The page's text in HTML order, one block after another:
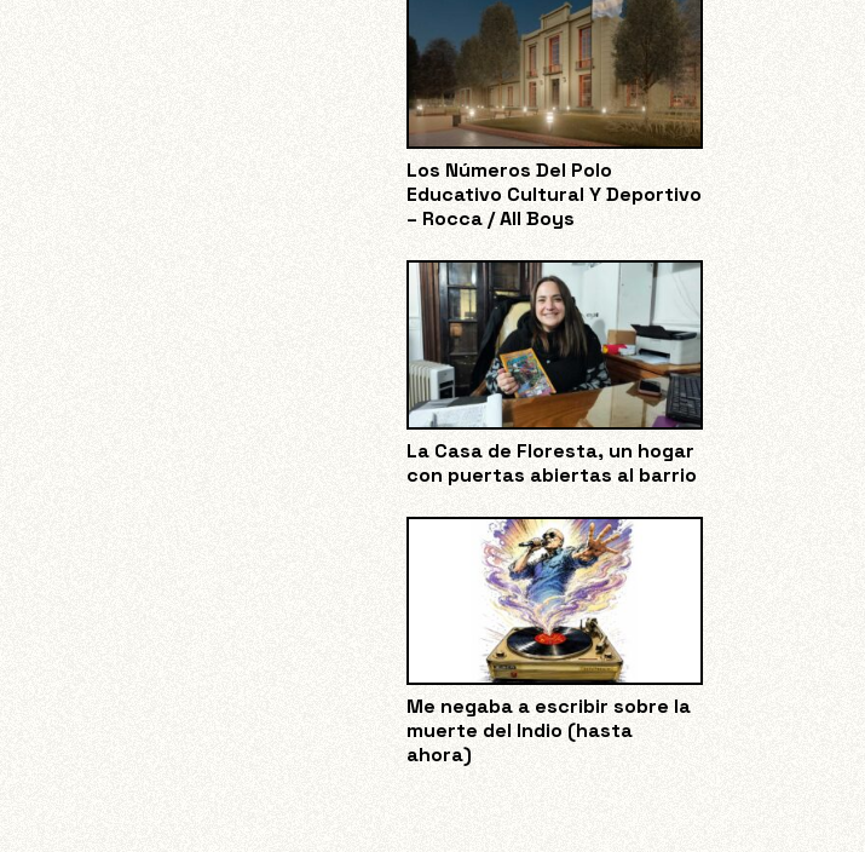
Los Números Del Polo
Educativo Cultural Y Deportivo
– Rocca / All Boys
La Casa de Floresta, un hogar
con puertas abiertas al barrio
Me negaba a escribir sobre la
muerte del Indio (hasta
ahora)